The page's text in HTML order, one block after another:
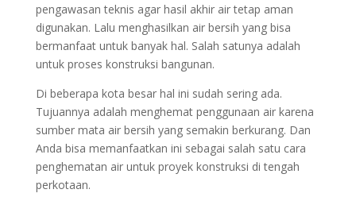
pengawasan teknis agar hasil akhir air tetap aman
digunakan. Lalu menghasilkan air bersih yang bisa
bermanfaat untuk banyak hal. Salah satunya adalah
untuk proses konstruksi bangunan.
Di beberapa kota besar hal ini sudah sering ada.
Tujuannya adalah menghemat penggunaan air karena
sumber mata air bersih yang semakin berkurang. Dan
Anda bisa memanfaatkan ini sebagai salah satu cara
penghematan air untuk proyek konstruksi di tengah
perkotaan.